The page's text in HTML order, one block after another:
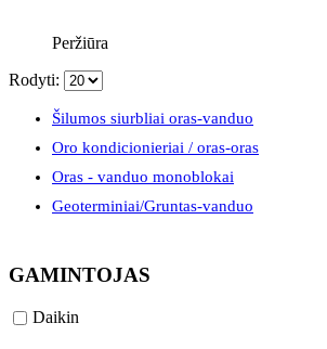
Peržiūra
Rodyti:
Šilumos siurbliai oras-vanduo
Oro kondicionieriai / oras-oras
Oras - vanduo monoblokai
Geoterminiai/Gruntas-vanduo
GAMINTOJAS
Daikin